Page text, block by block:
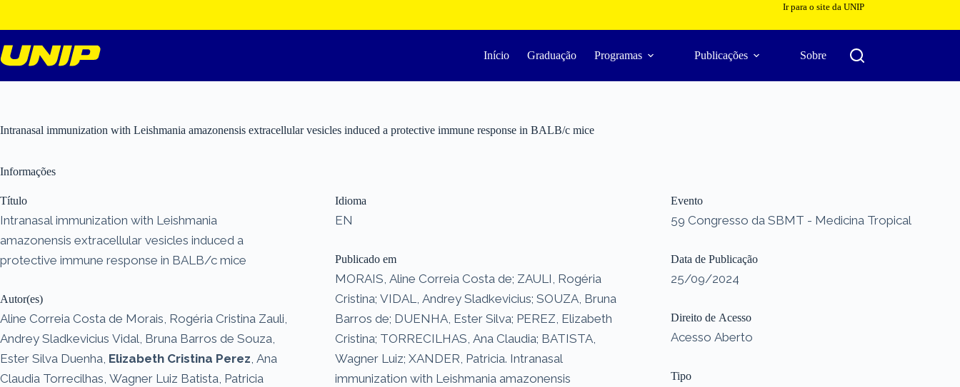
o
conteúdo
Ir para o site da UNIP
Início Graduação Programas Publicações Sobre
Intranasal immunization with Leishmania amazonensis extracellular vesicles induced a protective immune response in BALB/c mice
Informações
Título
Intranasal immunization with Leishmania
amazonensis extracellular vesicles induced a
protective immune response in BALB/c mice
Autor(es)
Aline Correia Costa de Morais, Rogéria Cristina Zauli,
Andrey Sladkevicius Vidal, Bruna Barros de Souza,
Ester Silva Duenha, Elizabeth Cristina Perez , Ana
Claudia Torrecilhas, Wagner Luiz Batista, Patricia
Idioma
EN
Publicado em
MORAIS, Aline Correia Costa de; ZAULI, Rogéria
Cristina; VIDAL, Andrey Sladkevicius; SOUZA, Bruna
Barros de; DUENHA, Ester Silva; PEREZ, Elizabeth
Cristina; TORRECILHAS, Ana Claudia; BATISTA,
Wagner Luiz; XANDER, Patricia. Intranasal
immunization with Leishmania amazonensis
Evento
59 Congresso da SBMT - Medicina Tropical
Data de Publicação
25/09/2024
Direito de Acesso
Acesso Aberto
Tipo